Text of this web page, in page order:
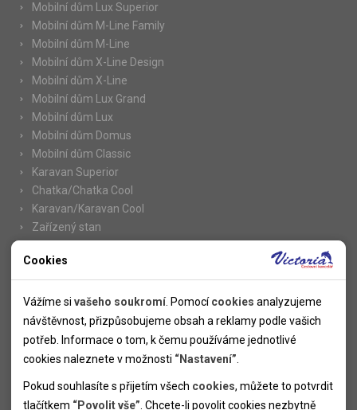
Mobilní dům Lux Superior
Mobilní dům M-Line Family
Mobilní dům M-Line
Mobilní dům X-Line Design
Mobilní dům X-Line
Mobilní dům Lux Grand
Mobilní dům Lux
Mobilní dům Domus
Mobilní dům Classic
Karavan Superior
Chatka/Chatka Cool
Karavan/Karavan Cool
Zařízený stan
Informace
Novinky
Kolektivy
SUPER FIRST MINUTE
Informace k letním pobytům
Informace o letecké dopravě
Cookies
Vážíme si vašeho soukromí . Pomocícookies analyzujeme
návštěvnost, přizpůsobujeme obsah a reklamy podle vašich
potřeb. Informace o tom, k čemu používáme jednotlivé
cookies naleznete v možnosti “Nastavení”
Pokud souhlasíte s přijetím všech cookies, můžete to potvrdit
tlačítkem “Povolit vše” . Chcete-li povolit cookies nezbytně
Nutné cookies pomáhají, aby byla webová stránka použitelná
tak, že umožní základní funkce jako navigace stránky a
přístup k zabezpečeným sekcím webové stránky. Webová
stránka nemůže správně fungovat bez těchto cookies.
Analytické cookies